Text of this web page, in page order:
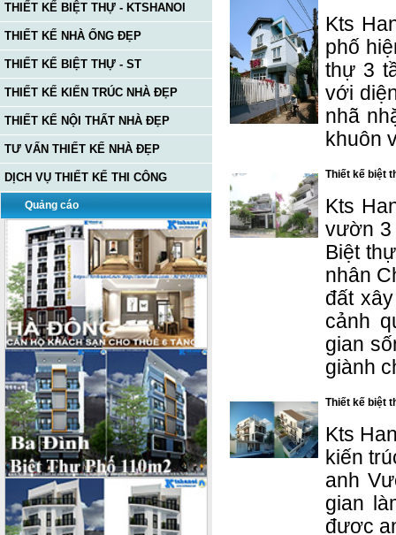
THIẾT KẾ BIỆT THỰ - KTSHANOI
THIẾT KẾ NHÀ ỐNG ĐẸP
THIẾT KẾ BIỆT THỰ - ST
THIẾT KẾ KIẾN TRÚC NHÀ ĐẸP
THIẾT KẾ NỘI THẤT NHÀ ĐẸP
TƯ VẤN THIẾT KẾ NHÀ ĐẸP
DỊCH VỤ THIẾT KẾ THI CÔNG
Quảng cáo
Kts
phố
thự 3
với
nhã
khuôn
Thiết kế biệt
Kts
vườn 3
Biệt
nhân
đất
cảnh
gian
giành
Thiết kế biệt
Kts
kiến
anh
gian
được